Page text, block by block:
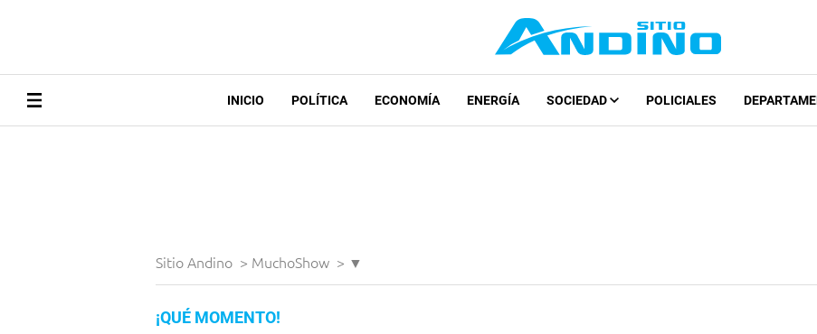
INICIO POLÍTICA ECONOMÍA ENERGÍA SOCIEDAD POLICIALES
Sitio Andino > MuchoShow > ▼
¡QUÉ MOMENTO!